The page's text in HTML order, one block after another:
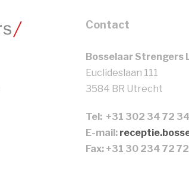
Contact
Bosselaar Strengers
Euclideslaan 111
3584 BR Utrecht
Tel: +31 302 34 72 34
E-mail:
Fax: +31 30 234 72 72